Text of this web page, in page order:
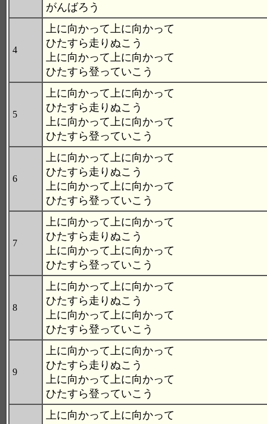
がんばろう
4
上に向かって上に向かって
ひたすら走りぬこう
上に向かって上に向かって
ひたすら登っていこう
5
上に向かって上に向かって
ひたすら走りぬこう
上に向かって上に向かって
ひたすら登っていこう
6
上に向かって上に向かって
ひたすら走りぬこう
上に向かって上に向かって
ひたすら登っていこう
7
上に向かって上に向かって
ひたすら走りぬこう
上に向かって上に向かって
ひたすら登っていこう
8
上に向かって上に向かって
ひたすら走りぬこう
上に向かって上に向かって
ひたすら登っていこう
9
上に向かって上に向かって
ひたすら走りぬこう
上に向かって上に向かって
ひたすら登っていこう
上に向かって上に向かって